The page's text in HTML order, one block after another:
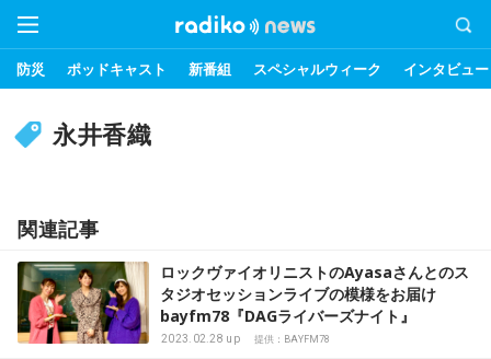
防災 ポッドキャスト 新番組 スペシャルウィーク インタビュー
永井香織
関連記事
ロックヴァイオリニストのAyasaさんとのス
タジオセッションライブの模様をお届け
bayfm78『DAGライバーズナイト』
2023.02.28 up 提供：BAYFM78